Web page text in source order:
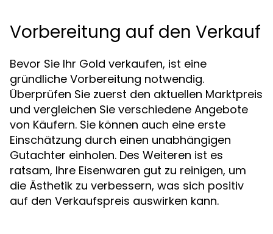
Vorbereitung auf den Verkauf
Bevor Sie Ihr Gold verkaufen, ist eine
gründliche Vorbereitung notwendig.
Überprüfen Sie zuerst den aktuellen Marktpreis
und vergleichen Sie verschiedene Angebote
von Käufern. Sie können auch eine erste
Einschätzung durch einen unabhängigen
Gutachter einholen. Des Weiteren ist es
ratsam, Ihre Eisenwaren gut zu reinigen, um
die Ästhetik zu verbessern, was sich positiv
auf den Verkaufspreis auswirken kann.